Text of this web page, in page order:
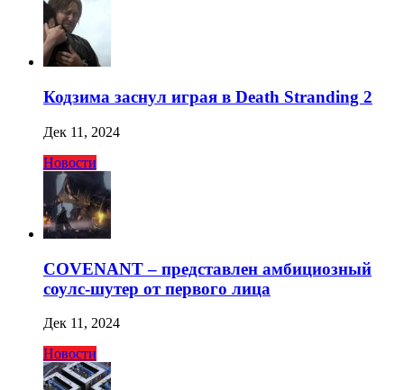
Кодзима заснул играя в Death Stranding 2
Дек 11, 2024
Новости
COVENANT – представлен амбициозный
соулс-шутер от первого лица
Дек 11, 2024
Новости